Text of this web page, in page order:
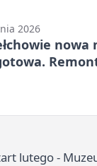
2026
nowa
lutego -